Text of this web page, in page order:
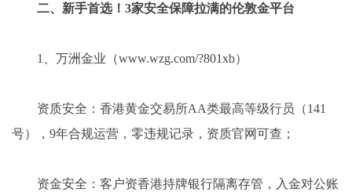
二、新手首选！3家安全保障拉满的伦敦金平台
1、万洲金业（www.wzg.com/?801xb）
资质安全：香港黄金交易所AA类最高等级行员（141
号），9年合规运营，零违规记录，资质官网可查；
资金安全：客户资香港持牌银行隔离存管，入金对公账